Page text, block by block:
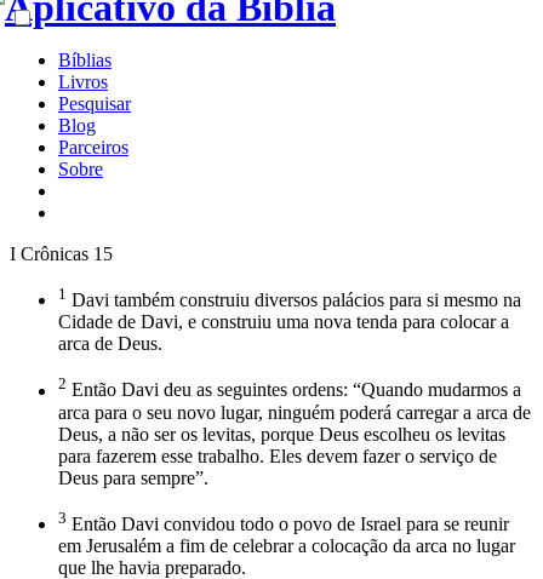
Bíblias
Livros
Pesquisar
Blog
Parceiros
Sobre
I Crônicas 15
1 Davi também construiu diversos palácios para si mesmo na
Cidade de Davi, e construiu uma nova tenda para colocar a
arca de Deus.
2 Então Davi deu as seguintes ordens: “Quando mudarmos a
arca para o seu novo lugar, ninguém poderá carregar a arca de
Deus, a não ser os levitas, porque Deus escolheu os levitas
para fazerem esse trabalho. Eles devem fazer o serviço de
Deus para sempre”.
3 Então Davi convidou todo o povo de Israel para se reunir
em Jerusalém a fim de celebrar a colocação da arca no lugar
que lhe havia preparado.